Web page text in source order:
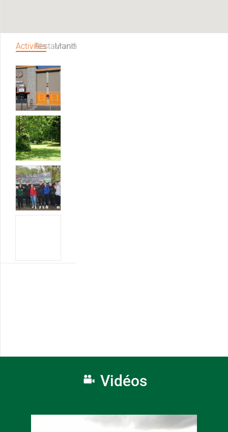
ActivitésRestaurantsManifestations
Vidéos